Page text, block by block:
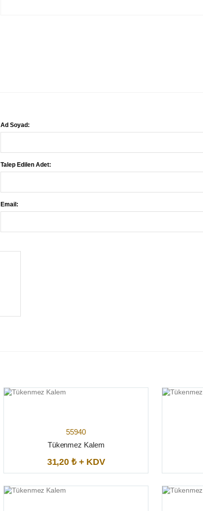
Ad Soyad:
Talep Edilen Adet:
Email:
55940
Tükenmez Kalem
31,20 ₺ + KDV